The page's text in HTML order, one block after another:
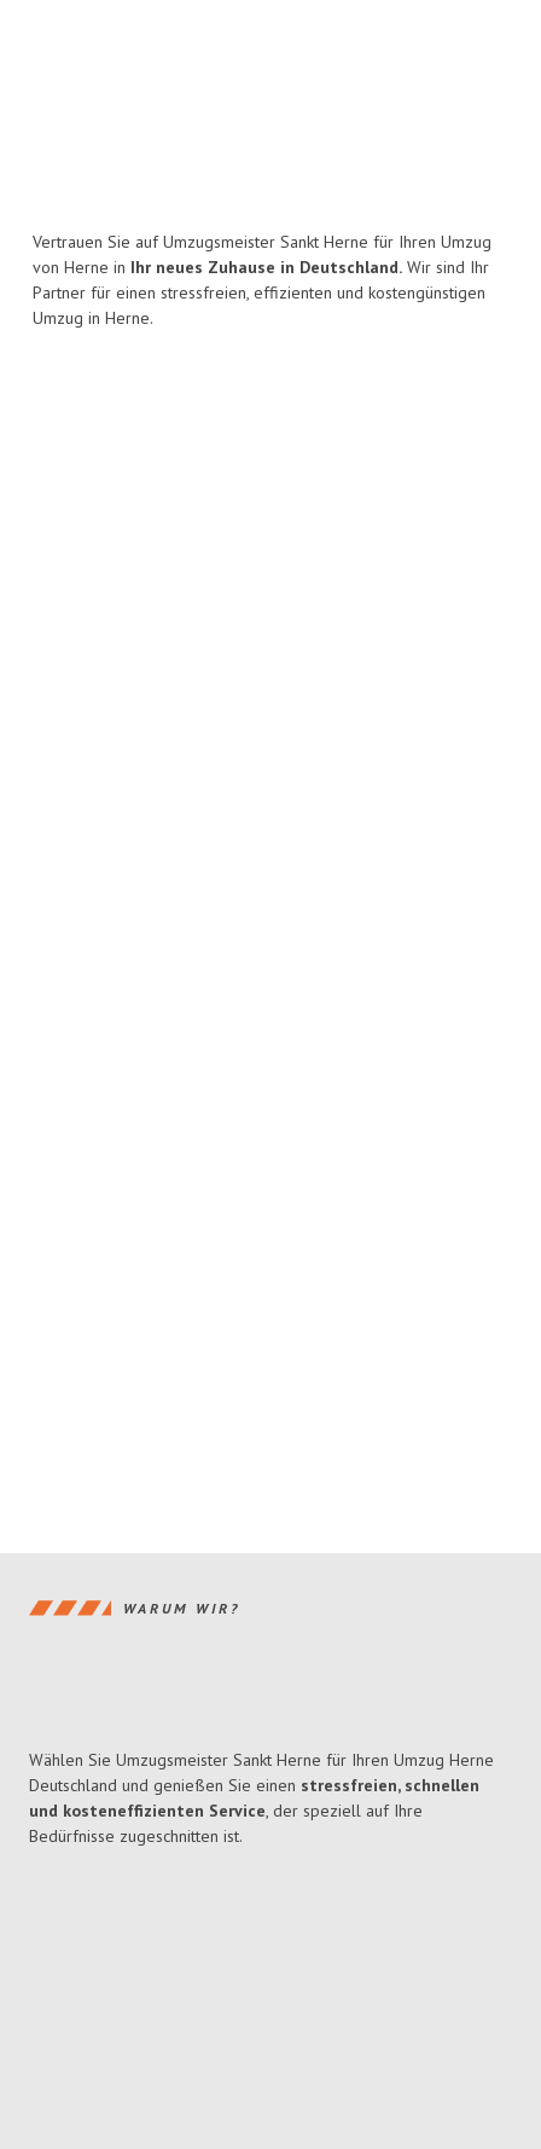
Vertrauen Sie auf Umzugsmeister Sankt Herne für Ihren Umzug
von Herne in Ihr neues Zuhause in Deutschland. Wir sind Ihr
Partner für einen stressfreien, effizienten und kostengünstigen
Umzug in Herne.
WARUM WIR?
Wählen Sie Umzugsmeister Sankt Herne für Ihren Umzug Herne
Deutschland und genießen Sie einen stressfreien, schnellen
und kosteneffizienten Service, der speziell auf Ihre
Bedürfnisse zugeschnitten ist.